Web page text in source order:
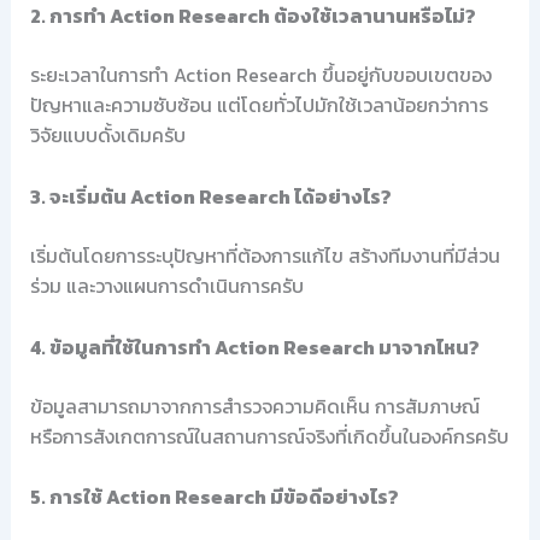
2. การทำ Action Research ต้องใช้เวลานานหรือไม่?
ระยะเวลาในการทำ Action Research ขึ้นอยู่กับขอบเขตของ
ปัญหาและความซับซ้อน แต่โดยทั่วไปมักใช้เวลาน้อยกว่าการ
วิจัยแบบดั้งเดิมครับ
3. จะเริ่มต้น Action Research ได้อย่างไร?
เริ่มต้นโดยการระบุปัญหาที่ต้องการแก้ไข สร้างทีมงานที่มีส่วน
ร่วม และวางแผนการดำเนินการครับ
4. ข้อมูลที่ใช้ในการทำ Action Research มาจากไหน?
ข้อมูลสามารถมาจากการสำรวจความคิดเห็น การสัมภาษณ์
หรือการสังเกตการณ์ในสถานการณ์จริงที่เกิดขึ้นในองค์กรครับ
5. การใช้ Action Research มีข้อดีอย่างไร?